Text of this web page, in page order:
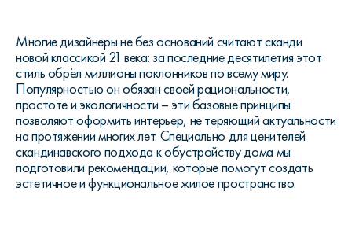
Многие дизайнеры не без оснований считают сканди
новой классикой 21 века: за последние десятилетия этот
стиль обрёл миллионы поклонников по всему миру.
Популярностью он обязан своей рациональности,
простоте и экологичности – эти базовые принципы
позволяют оформить интерьер, не теряющий актуальности
на протяжении многих лет. Специально для ценителей
скандинавского подхода к обустройству дома мы
подготовили рекомендации, которые помогут создать
эстетичное и функциональное жилое пространство.